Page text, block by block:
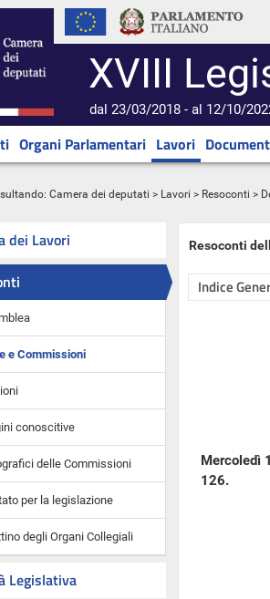
XVIII
dal 23/03/2018 - al 12/10/
Organi Parlamentari Lavori
Camera dei deputati > Lavori > Resoconti >
dei Lavori
e Commissioni
conoscitive
delle Commissioni
per la legislazione
degli Organi Collegiali
Legislativa
Resoconti
Indice
Mercoledì
126.